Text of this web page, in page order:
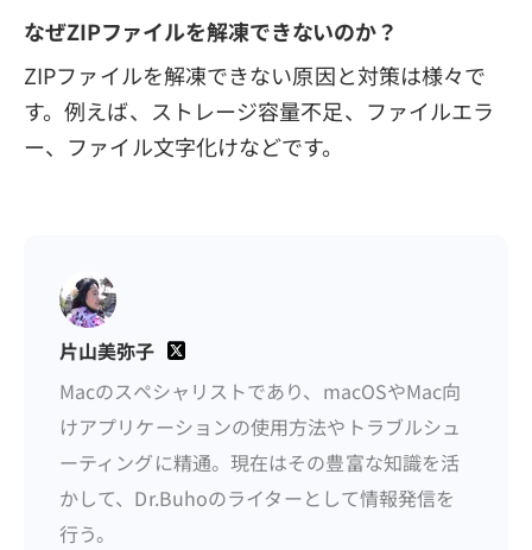
なぜZIPファイルを解凍できないのか？
ZIPファイルを解凍できない原因と対策は様々で
す。例えば、ストレージ容量不足、ファイルエラ
ー、ファイル文字化けなどです。
片山美弥子
Macのスペシャリストであり、macOSやMac向
けアプリケーションの使用方法やトラブルシュ
ーティングに精通。現在はその豊富な知識を活
かして、Dr.Buhoのライターとして情報発信を
行う。